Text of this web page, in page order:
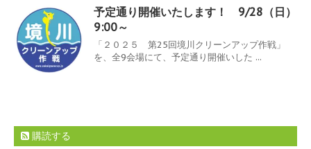
予定通り開催いたします！ 9/28（日）
9:00～
「２０２５ 第25回境川クリーンアップ作戦」
を、全9会場にて、予定通り開催いした ...
購読する